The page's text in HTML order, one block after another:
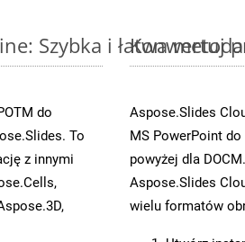
Szybka i łatwa metoda
do
To
z innymi
Konwertuj
Aspose.Slides
MS PowerPoint
powyżej dla
Aspose.Slides
wielu formatów